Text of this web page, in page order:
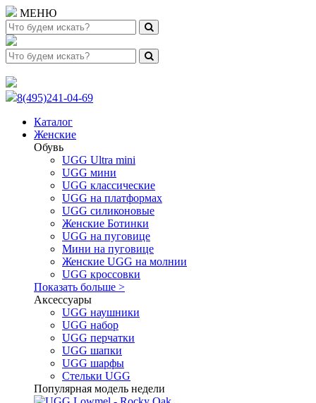
МЕНЮ
8(495)241-04-69
Каталог
Женские
Обувь
UGG Ultra mini
UGG мини
UGG классические
UGG на платформах
UGG силиконовые
Женские Ботинки
UGG на пуговице
Мини на пуговице
Женские UGG на молнии
UGG кроссовки
Показать больше >
Аксессуары
UGG наушники
UGG набор
UGG перчатки
UGG шапки
UGG шарфы
Стельки UGG
Популярная модель недели